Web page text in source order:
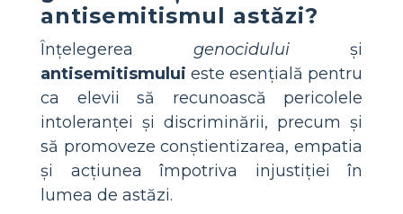
antisemitismul astăzi?
Înțelegerea genocidului și
antisemitismului este esențială pentru
ca elevii să recunoască pericolele
intoleranței și discriminării, precum și
să promoveze conștientizarea, empatia
și acțiunea împotriva injustiției în
lumea de astăzi.